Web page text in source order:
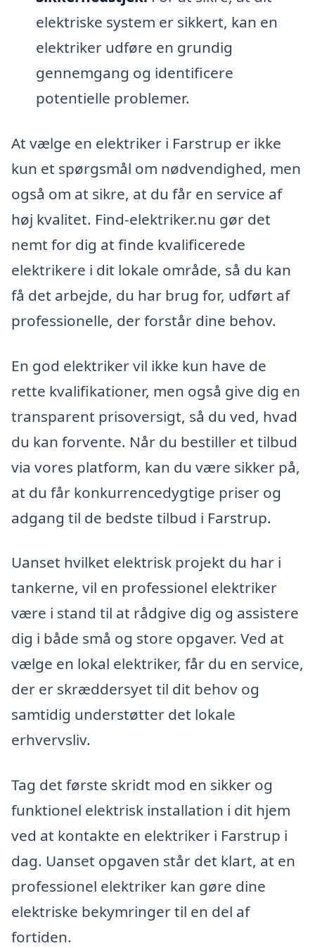
elektriske system er sikkert, kan en
elektriker udføre en grundig
gennemgang og identificere
potentielle problemer.
At vælge en elektriker i Farstrup er ikke
kun et spørgsmål om nødvendighed, men
også om at sikre, at du får en service af
høj kvalitet. Find-elektriker.nu gør det
nemt for dig at finde kvalificerede
elektrikere i dit lokale område, så du kan
få det arbejde, du har brug for, udført af
professionelle, der forstår dine behov.
En god elektriker vil ikke kun have de
rette kvalifikationer, men også give dig en
transparent prisoversigt, så du ved, hvad
du kan forvente. Når du bestiller et tilbud
via vores platform, kan du være sikker på,
at du får konkurrencedygtige priser og
adgang til de bedste tilbud i Farstrup.
Uanset hvilket elektrisk projekt du har i
tankerne, vil en professionel elektriker
være i stand til at rådgive dig og assistere
dig i både små og store opgaver. Ved at
vælge en lokal elektriker, får du en service,
der er skræddersyet til dit behov og
samtidig understøtter det lokale
erhvervsliv.
Tag det første skridt mod en sikker og
funktionel elektrisk installation i dit hjem
ved at kontakte en elektriker i Farstrup i
dag. Uanset opgaven står det klart, at en
professionel elektriker kan gøre dine
elektriske bekymringer til en del af
fortiden.